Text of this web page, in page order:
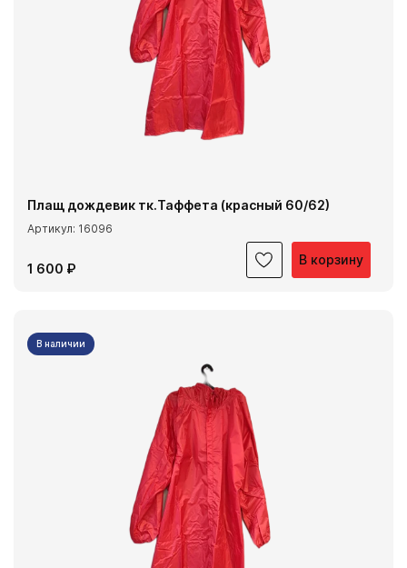
В корзину
Плащ дождевик тк.Таффета (красный 60/62)
Артикул: 16096
1 600 ₽
В наличии